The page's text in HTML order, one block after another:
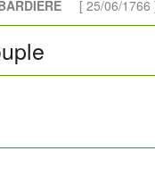
[ 25/06/